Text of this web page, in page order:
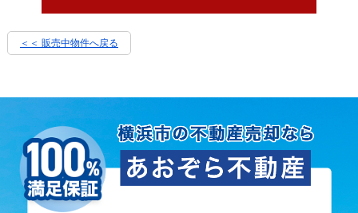
＜＜ 販売中物件へ戻る